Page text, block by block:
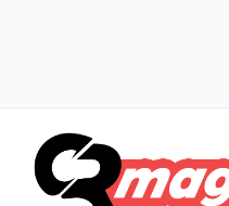
contenuto